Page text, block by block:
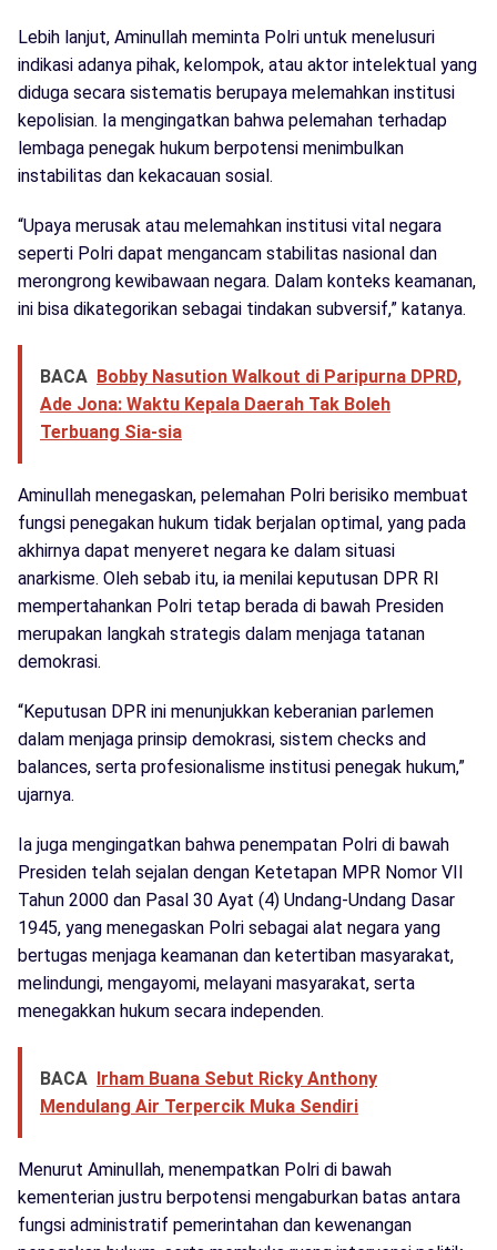
Lebih lanjut, Aminullah meminta Polri untuk menelusuri
indikasi adanya pihak, kelompok, atau aktor intelektual yang
diduga secara sistematis berupaya melemahkan institusi
kepolisian. Ia mengingatkan bahwa pelemahan terhadap
lembaga penegak hukum berpotensi menimbulkan
instabilitas dan kekacauan sosial.
“Upaya merusak atau melemahkan institusi vital negara
seperti Polri dapat mengancam stabilitas nasional dan
merongrong kewibawaan negara. Dalam konteks keamanan,
ini bisa dikategorikan sebagai tindakan subversif,” katanya.
BACA Bobby Nasution Walkout di Paripurna DPRD,
Ade Jona: Waktu Kepala Daerah Tak Boleh
Terbuang Sia-sia
Aminullah menegaskan, pelemahan Polri berisiko membuat
fungsi penegakan hukum tidak berjalan optimal, yang pada
akhirnya dapat menyeret negara ke dalam situasi
anarkisme. Oleh sebab itu, ia menilai keputusan DPR RI
mempertahankan Polri tetap berada di bawah Presiden
merupakan langkah strategis dalam menjaga tatanan
demokrasi.
“Keputusan DPR ini menunjukkan keberanian parlemen
dalam menjaga prinsip demokrasi, sistem checks and
balances, serta profesionalisme institusi penegak hukum,”
ujarnya.
Ia juga mengingatkan bahwa penempatan Polri di bawah
Presiden telah sejalan dengan Ketetapan MPR Nomor VII
Tahun 2000 dan Pasal 30 Ayat (4) Undang-Undang Dasar
1945, yang menegaskan Polri sebagai alat negara yang
bertugas menjaga keamanan dan ketertiban masyarakat,
melindungi, mengayomi, melayani masyarakat, serta
menegakkan hukum secara independen.
BACA Irham Buana Sebut Ricky Anthony
Mendulang Air Terpercik Muka Sendiri
Menurut Aminullah, menempatkan Polri di bawah
kementerian justru berpotensi mengaburkan batas antara
fungsi administratif pemerintahan dan kewenangan